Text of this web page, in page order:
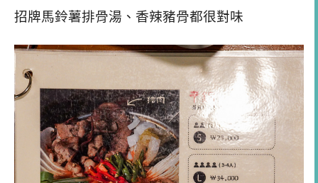
招牌馬鈴薯排骨湯、香辣豬骨都很對味